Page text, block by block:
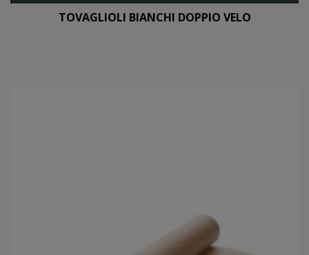
TOVAGLIOLI BIANCHI DOPPIO VELO